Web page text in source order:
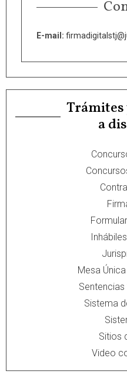
E-mail:
Trámites
a
Mesa
Sistema
Sitios
Video